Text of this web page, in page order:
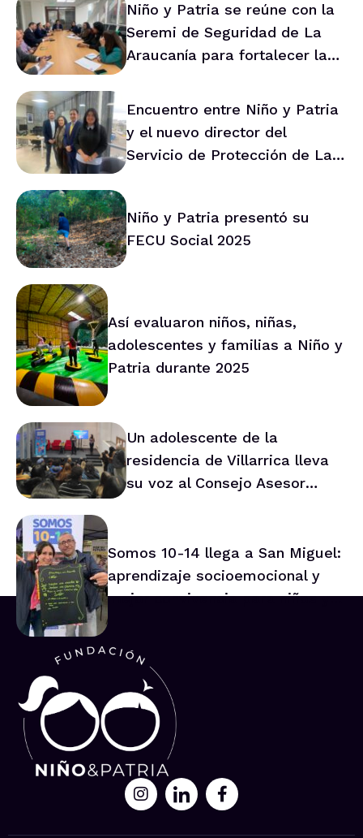
Niño y Patria se reúne con la
Seremi de Seguridad de La
Araucanía para fortalecer la
Encuentro entre Niño y Patria
y el nuevo director del
Servicio de Protección de La
Niño y Patria presentó su
FECU Social 2025
Así evaluaron niños, niñas,
adolescentes y familias a Niño y
Patria durante 2025
Un adolescente de la
residencia de Villarrica lleva
su voz al Consejo Asesor
Somos 10-14 llega a San Miguel:
aprendizaje socioemocional y
mejor convivencia para niños y